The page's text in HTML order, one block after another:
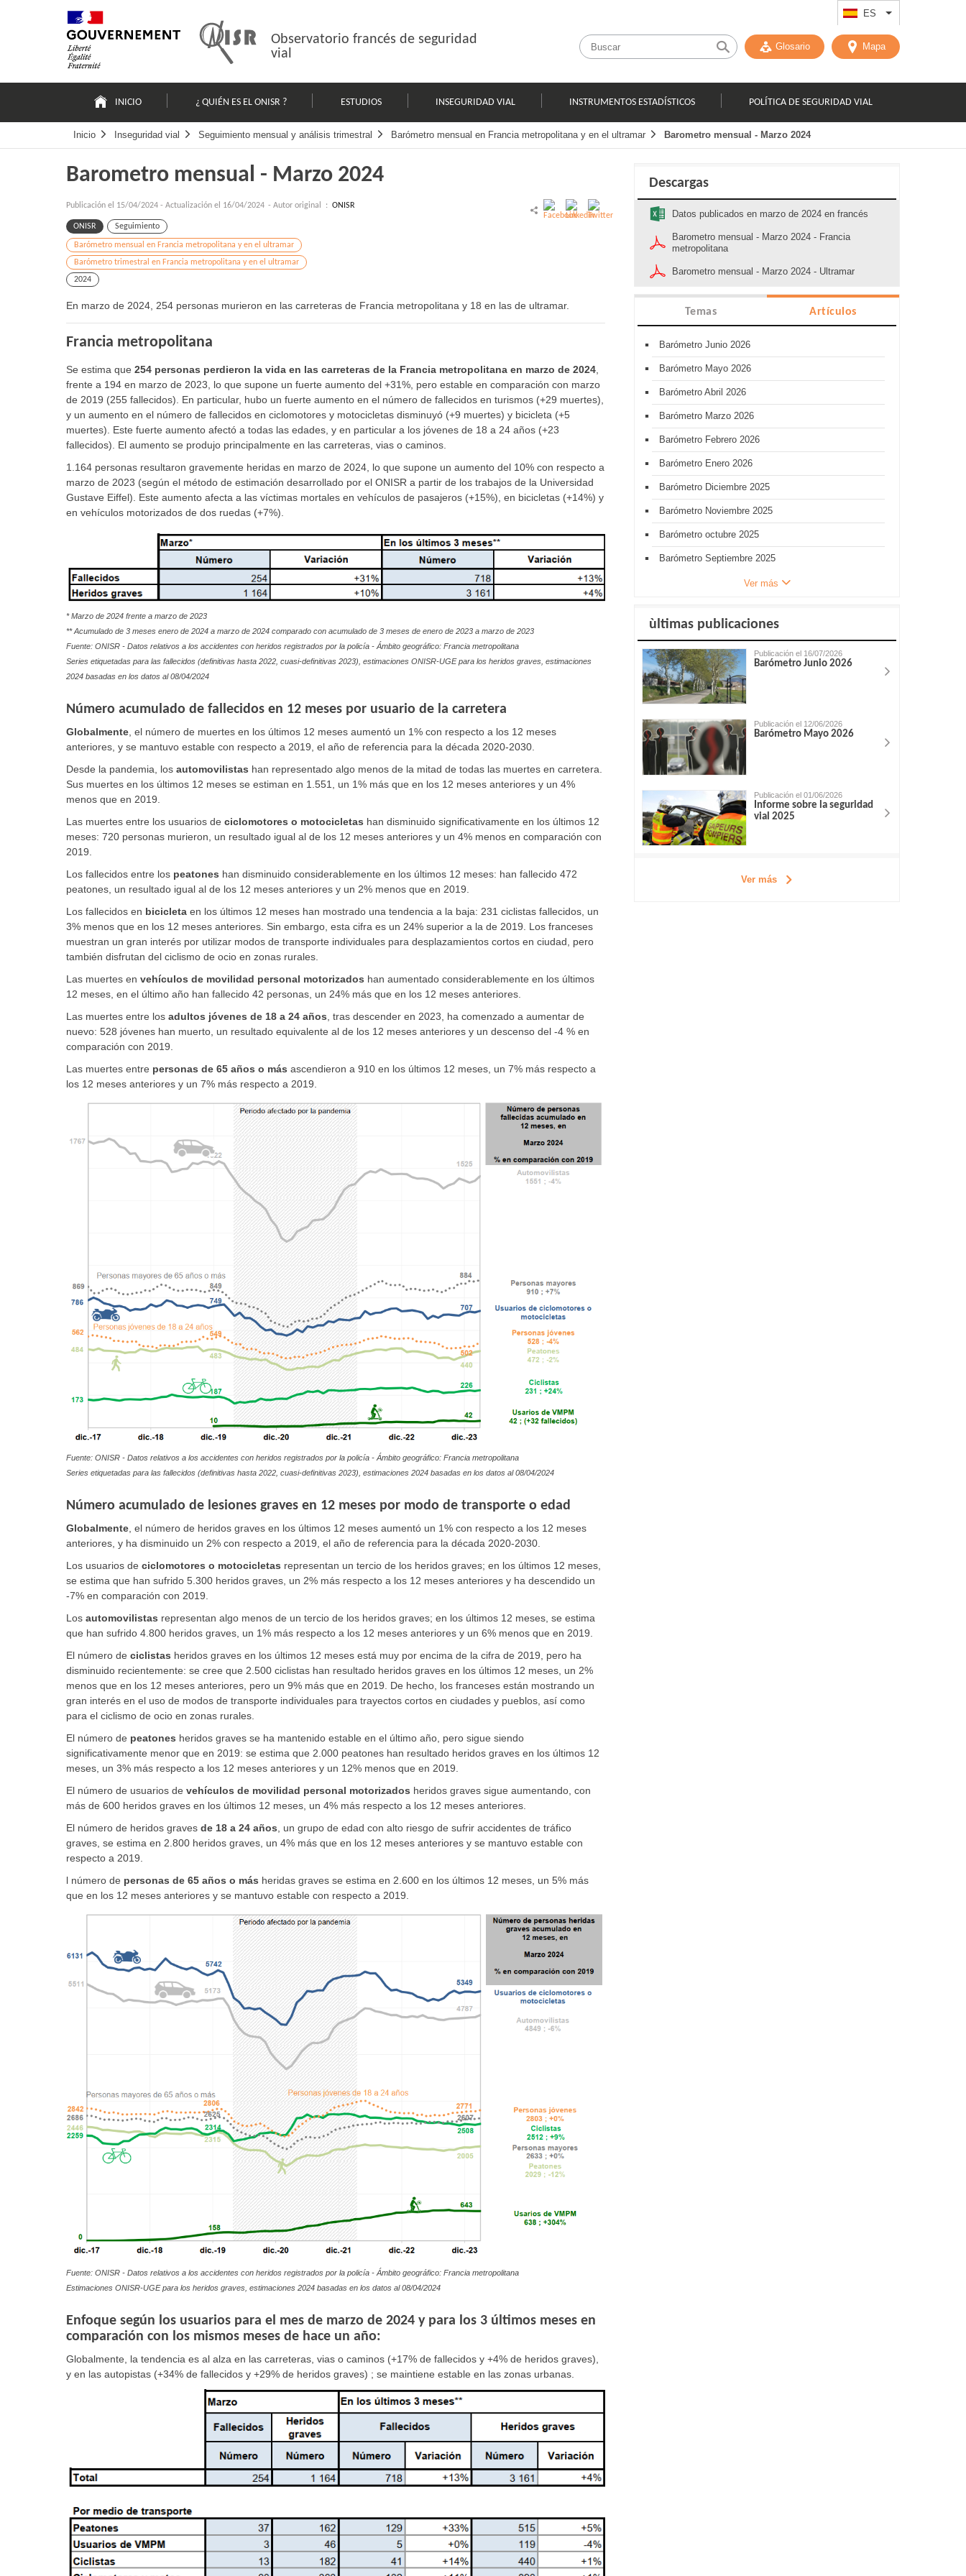
ES List additional
Observatorio francés de seguridad
vial
Glosario Mapa
principale
INICIO ¿ QUIÉN ES EL ONISR ? ESTUDIOS INSEGURIDAD VIAL INSTRUMENTOS ESTADÍSTICOS POLÍTICA DE SEGURIDAD VIAL
Inicio Inseguridad vial Seguimiento mensual y análisis trimestral Barómetro mensual en Francia metropolitana y en el ultramar Barometro mensual - Marzo 2024
Barometro mensual - Marzo 2024
Publicación el 15/04/2024 - Actualización el 16/04/2024 - Autor original : ONISR
ONISR Seguimiento
Barómetro mensual en Francia metropolitana y en el ultramar
Barómetro trimestral en Francia metropolitana y en el ultramar
2024
En marzo de 2024, 254 personas murieron en las carreteras de Francia metropolitana y 18 en las de ultramar.
Francia metropolitana
Se estima que 254 personas perdieron la vida en las carreteras de la Francia metropolitana en marzo de 2024
frente a 194 en marzo de 2023, lo que supone un fuerte aumento del +31%, pero estable en comparación con marzo
de 2019 (255 fallecidos). En particular, hubo un fuerte aumento en el número de fallecidos en turismos (+29 muertes),
y un aumento en el número de fallecidos en ciclomotores y motocicletas disminuyó (+9 muertes) y bicicleta (+5
muertes). Este fuerte aumento afectó a todas las edades, y en particular a los jóvenes de 18 a 24 años (+23
fallecidos). El aumento se produjo principalmente en las carreteras, vias o caminos.
1.164 personas resultaron gravemente heridas en marzo de 2024, lo que supone un aumento del 10% con respecto a
marzo de 2023 (según el método de estimación desarrollado por el ONISR a partir de los trabajos de la Universidad
Gustave Eiffel). Este aumento afecta a las víctimas mortales en vehículos de pasajeros (+15%), en bicicletas (+14%) y
en vehículos motorizados de dos ruedas (+7%).
* Marzo de 2024 frente a marzo de 2023
** Acumulado de 3 meses enero de 2024 a marzo de 2024 comparado con acumulado de 3 meses de enero de 2023 a marzo de 2023
Fuente: ONISR - Datos relativos a los accidentes con heridos registrados por la policía - Ámbito geográfico: Francia metropolitana
Series etiquetadas para las fallecidos (definitivas hasta 2022, cuasi-definitivas 2023), estimaciones ONISR-UGE para los heridos graves, estimaciones
2024 basadas en los datos al08/04/2024
Número acumulado de fallecidos en 12 meses por usuario de la carretera
Globalmente , el número de muertes en los últimos 12 meses aumentó un 1% con respecto a los 12 meses
anteriores, y se mantuvo estable con respecto a 2019, el año de referencia para la década 2020-2030.
Desde la pandemia, los automovilistas han representado algo menos de la mitad de todas las muertes en carretera.
Sus muertes en los últimos 12 meses se estiman en 1.551, un 1% más que en los 12 meses anteriores y un 4%
menos que en 2019.
Las muertes entre los usuarios de ciclomotores o motocicletas han disminuido significativamente en los últimos 12
meses: 720 personas murieron, un resultado igual al de los 12 meses anteriores y un 4% menos en comparación con
2019.
Los fallecidos entre los peatones han disminuido considerablemente en los últimos 12 meses: han fallecido 472
peatones, un resultado igual al de los 12 meses anteriores y un 2% menos que en 2019.
Los fallecidos en bicicleta en los últimos 12 meses han mostrado una tendencia a la baja: 231 ciclistas fallecidos, un
3% menos que en los 12 meses anteriores. Sin embargo, esta cifra es un 24% superior a la de 2019. Los franceses
muestran un gran interés por utilizar modos de transporte individuales para desplazamientos cortos en ciudad, pero
también disfrutan del ciclismo de ocio en zonas rurales.
Las muertes en vehículos de movilidad personal motorizados han aumentado considerablemente en los últimos
12 meses, en el último año han fallecido 42 personas, un 24% más que en los 12 meses anteriores.
Las muertes entre los adultos jóvenes de 18 a 24 años , tras descender en 2023, ha comenzado a aumentar de
nuevo: 528 jóvenes han muerto, un resultado equivalente al de los 12 meses anteriores y un descenso del -4 % en
comparación con 2019.
Las muertes entre personas de 65 años o más ascendieron a 910 en los últimos 12 meses, un 7% más respecto a
los 12 meses anteriores y un 7% más respecto a 2019.
Fuente: ONISR - Datos relativos a los accidentes con heridos registrados por la policía - Ámbito geográfico: Francia metropolitana
Series etiquetadas para las fallecidos (definitivas hasta 2022, cuasi-definitivas 2023), estimaciones 2024 basadas en los datos al08/04/2024
Número acumulado de lesiones graves en 12 meses por modo de transporte o edad
Globalmente, el número de heridos graves en los últimos 12 meses aumentó un 1% con respecto a los 12 meses
anteriores, y ha disminuido un 2% con respecto a 2019, el año de referencia para la década 2020-2030.
Los usuarios de ciclomotores o motocicletas representan un tercio de los heridos graves; en los últimos 12 meses,
se estima que han sufrido 5.300 heridos graves, un 2% más respecto a los 12 meses anteriores y ha descendido un
-7% en comparación con 2019.
Los automovilistas representan algo menos de un tercio de los heridos graves; en los últimos 12 meses, se estima
que han sufrido 4.800 heridos graves, un 1% más respecto a los 12 meses anteriores y un 6% menos que en 2019.
El número de ciclistas heridos graves en los últimos 12 meses está muy por encima de la cifra de 2019, pero ha
disminuido recientemente: se cree que 2.500 ciclistas han resultado heridos graves en los últimos 12 meses, un 2%
menos que en los 12 meses anteriores, pero un 9% más que en 2019. De hecho, los franceses están mostrando un
gran interés en el uso de modos de transporte individuales para trayectos cortos en ciudades y pueblos, así como
para el ciclismo de ocio en zonas rurales.
El número de peatones heridos graves se ha mantenido estable en el último año, pero sigue siendo
significativamente menor que en 2019: se estima que 2.000 peatones han resultado heridos graves en los últimos 12
meses, un 3% más respecto a los 12 meses anteriores y un 12% menos que en 2019.
El número de usuarios de vehículos de movilidad personal motorizados heridos graves sigue aumentando, con
más de 600 heridos graves en los últimos 12 meses, un 4% más respecto a los 12 meses anteriores.
El número de heridos graves de 18 a 24 años, un grupo de edad con alto riesgo de sufrir accidentes de tráfico
graves, se estima en 2.800 heridos graves, un 4% más que en los 12 meses anteriores y se mantuvo estable con
respecto a 2019.
l número de personas de 65 años o más heridas graves se estima en 2.600 en los últimos 12 meses, un 5% más
que en los 12 meses anteriores y se mantuvo estable con respecto a 2019.
Fuente: ONISR - Datos relativos a los accidentes con heridos registrados por la policía - Ámbito geográfico: Francia metropolitana
Estimaciones ONISR-UGE para los heridos graves, estimaciones 2024 basadas en los datos al08/04/2024
Enfoque según los usuarios para el mes de marzo de 2024 y para los 3 últimos meses en
comparación con los mismos meses de hace un año:
Globalmente, la tendencia es al alza en las carreteras, vias o caminos (+17% de fallecidos y +4% de heridos graves),
y en las autopistas (+34% de fallecidos y +29% de heridos graves) ; se maintiene estable en las zonas urbanas.
Descargas
Datos publicados en marzo de 2024 en francés
Barometro mensual - Marzo 2024 - Francia
metropolitana
Barometro mensual - Marzo 2024 - Ultramar
Temas Artículos
Barómetro Junio 2026
Barómetro Mayo 2026
Barómetro Abril 2026
Barómetro Marzo 2026
Barómetro Febrero 2026
Barómetro Enero 2026
Barómetro Diciembre 2025
Barómetro Noviembre 2025
Barómetro octubre 2025
Barómetro Septiembre 2025
Ver más
ùltimas publicaciones
Publicación el 16/07/2026
Barómetro Junio 2026
Publicación el 12/06/2026
Barómetro Mayo 2026
Publicación el 01/06/2026
Informe sobre la seguridad
vial 2025
Ver más